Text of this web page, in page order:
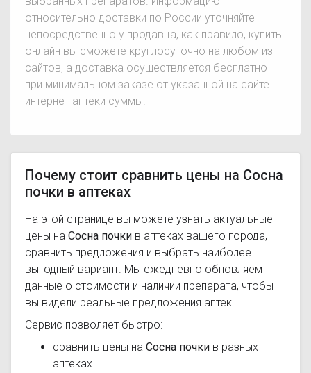
относительно доставки по России уточняйте
непосредственно у продавца, как правило, купить
онлайн вы сможете круглосуточно на любом из
сайтов, а доставка осуществляется бесплатно
при минимальном заказе от указанной на сайте
интернет аптеки суммы.
Почему стоит сравнить цены на Сосна
почки в аптеках
На этой странице вы можете узнать актуальные
цены на Сосна почки в аптеках вашего города,
сравнить предложения и выбрать наиболее
выгодный вариант. Мы ежедневно обновляем
данные о стоимости и наличии препарата, чтобы
вы видели реальные предложения аптек.
Сервис позволяет быстро:
сравнить цены на Сосна почки в разных
аптеках